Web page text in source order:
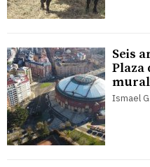
Seis
Plaza
mural
Ismael